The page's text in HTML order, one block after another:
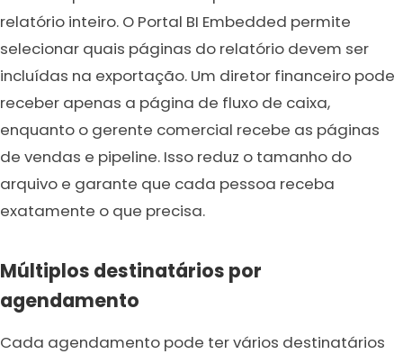
relatório inteiro. O Portal BI Embedded permite
selecionar quais páginas do relatório devem ser
incluídas na exportação. Um diretor financeiro pode
receber apenas a página de fluxo de caixa,
enquanto o gerente comercial recebe as páginas
de vendas e pipeline. Isso reduz o tamanho do
arquivo e garante que cada pessoa receba
exatamente o que precisa.
Múltiplos destinatários por
agendamento
Cada agendamento pode ter vários destinatários